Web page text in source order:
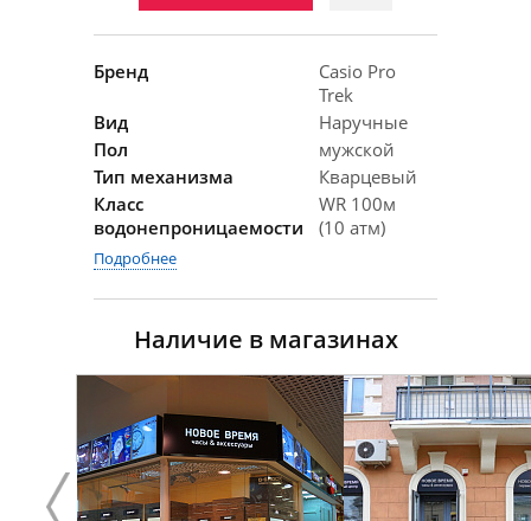
Бренд
Casio Pro
Trek
Вид
Наручные
Пол
мужской
Тип механизма
Кварцевый
Класс
водонепроницаемости
WR 100м
(10 атм)
Подробнее
Наличие в магазинах